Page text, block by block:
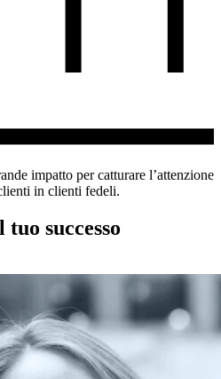
impatto per catturare l’attenzione
in clienti fedeli.
successo